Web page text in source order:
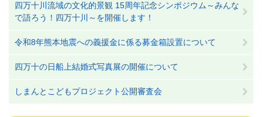
四万十川流域の文化的景観 15周年記念シンポジウム～みんな
で語ろう！四万十川～を開催します！
令和8年熊本地震への義援金に係る募金箱設置について
四万十の日船上結婚式写真展の開催について
しまんとこどもプロジェクト公開審査会